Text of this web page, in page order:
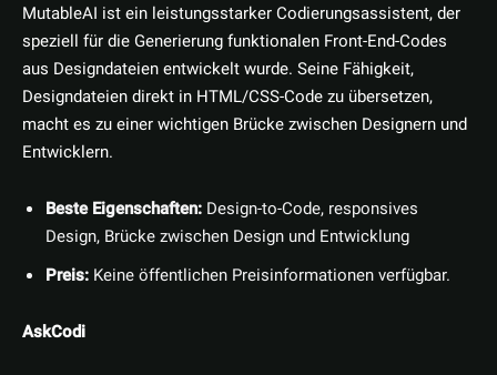
MutableAI ist ein leistungsstarker Codierungsassistent, der
speziell für die Generierung funktionalen Front-End-Codes
aus Designdateien entwickelt wurde. Seine Fähigkeit,
Designdateien direkt in HTML/CSS-Code zu übersetzen,
macht es zu einer wichtigen Brücke zwischen Designern und
Entwicklern.
Beste Eigenschaften: Design-to-Code, responsives
Design, Brücke zwischen Design und Entwicklung
Preis: Keine öffentlichen Preisinformationen verfügbar.
AskCodi